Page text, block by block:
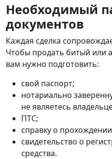
Необходимый
документов
Каждая сделка
Чтобы продать битый или
вам нужно подготовить:
свой паспорт;
нотариально
не являетесь
ПТС;
справку о
свидетельство о
средства.